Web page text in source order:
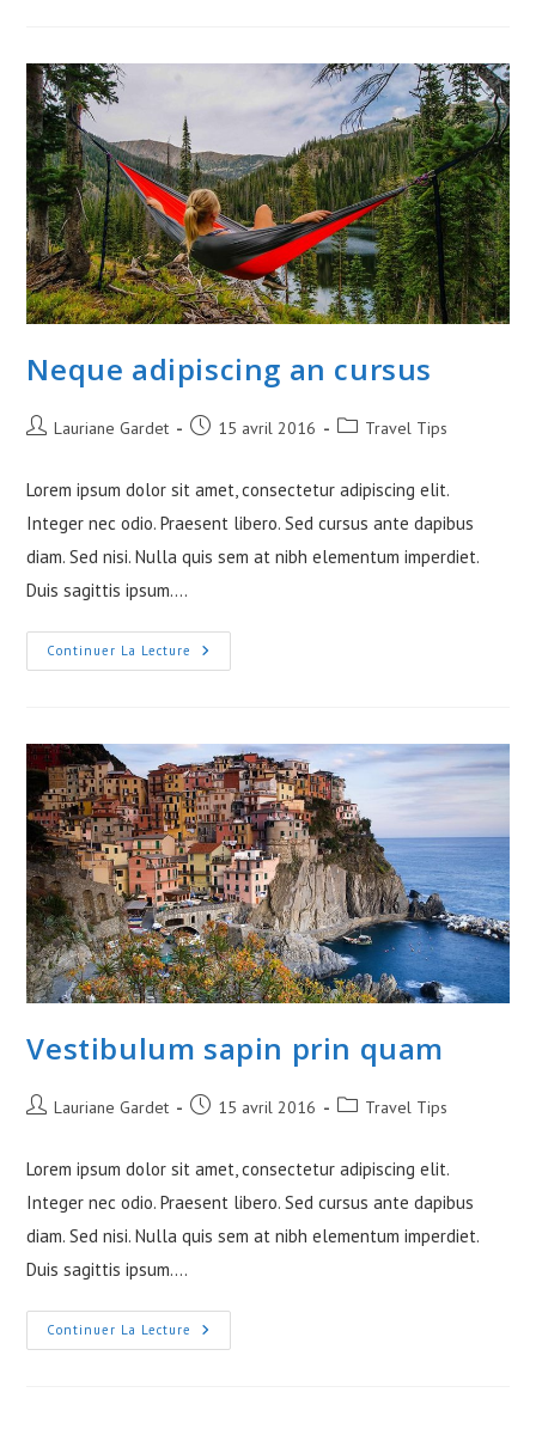
Neque adipiscing an cursus
Auteur/autrice
publication :
Lauriane Gardet
Publication
15 avril 2016
PostTravel Tips
Lorem ipsum dolor sit amet, consectetur adipiscing elit.
Integer nec odio. Praesent libero. Sed cursus ante dapibus
diam. Sed nisi. Nulla quis sem at nibh elementum imperdiet.
Duis sagittis ipsum.…
Continuer La Lecture Neque
Adipiscing
Vestibulum sapin prin quam
Auteur/autrice
publication :
Lauriane Gardet
Publication
15 avril 2016
PostTravel Tips
Lorem ipsum dolor sit amet, consectetur adipiscing elit.
Integer nec odio. Praesent libero. Sed cursus ante dapibus
diam. Sed nisi. Nulla quis sem at nibh elementum imperdiet.
Duis sagittis ipsum.…
Continuer La Lecture Vestibulum
Sapin